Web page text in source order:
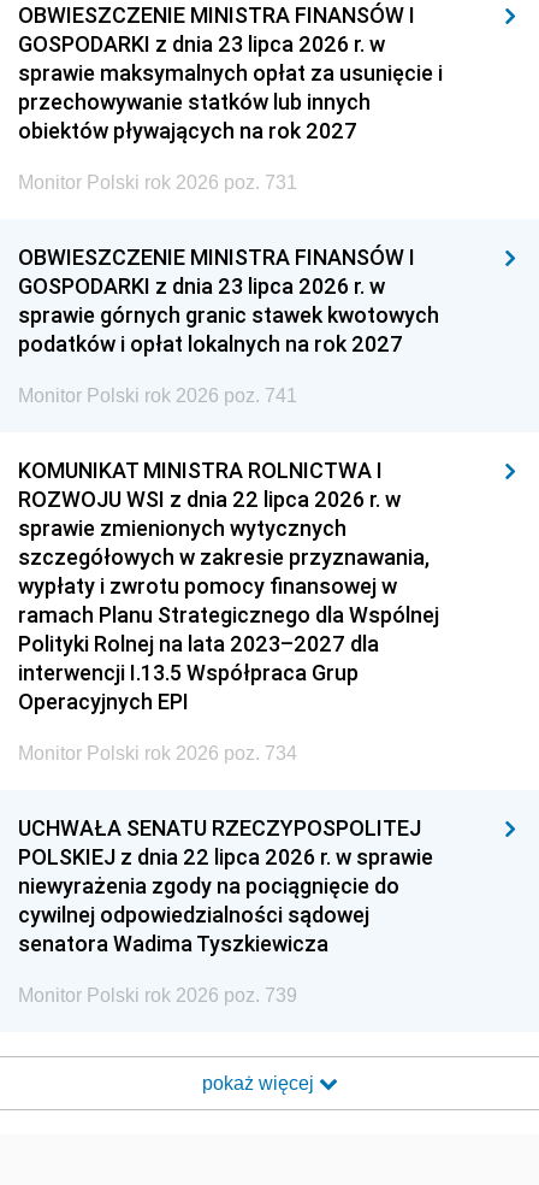
OBWIESZCZENIE MINISTRA FINANSÓW I
GOSPODARKI z dnia 23 lipca 2026 r. w
sprawie maksymalnych opłat za usunięcie i
przechowywanie statków lub innych
obiektów pływających na rok 2027
Monitor Polski rok 2026 poz. 731
OBWIESZCZENIE MINISTRA FINANSÓW I
GOSPODARKI z dnia 23 lipca 2026 r. w
sprawie górnych granic stawek kwotowych
podatków i opłat lokalnych na rok 2027
Monitor Polski rok 2026 poz. 741
KOMUNIKAT MINISTRA ROLNICTWA I
ROZWOJU WSI z dnia 22 lipca 2026 r. w
sprawie zmienionych wytycznych
szczegółowych w zakresie przyznawania,
wypłaty i zwrotu pomocy finansowej w
ramach Planu Strategicznego dla Wspólnej
Polityki Rolnej na lata 2023–2027 dla
interwencji I.13.5 Współpraca Grup
Operacyjnych EPI
Monitor Polski rok 2026 poz. 734
UCHWAŁA SENATU RZECZYPOSPOLITEJ
POLSKIEJ z dnia 22 lipca 2026 r. w sprawie
niewyrażenia zgody na pociągnięcie do
cywilnej odpowiedzialności sądowej
senatora Wadima Tyszkiewicza
Monitor Polski rok 2026 poz. 739
pokaż więcej